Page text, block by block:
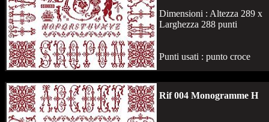
Dimensioni : Altezza 289 x
Larghezza 288 punti
Punti usati : punto croce
Rif 004 Monogramme H